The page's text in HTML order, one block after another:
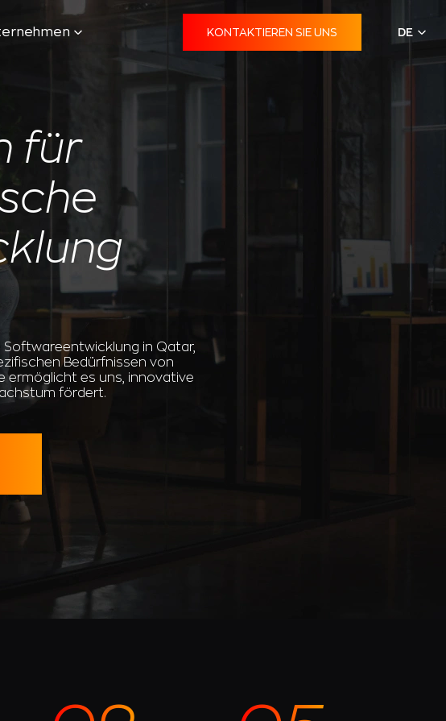
KONTAKTIEREN SIE UNS DE
für
in Qatar,
Bedürfnissen von
ermöglicht es uns, innovative
fördert.